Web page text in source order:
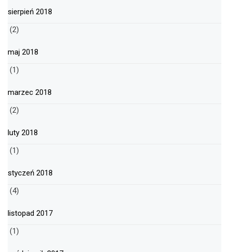
sierpień 2018
(2)
maj 2018
(1)
marzec 2018
(2)
luty 2018
(1)
styczeń 2018
(4)
listopad 2017
(1)